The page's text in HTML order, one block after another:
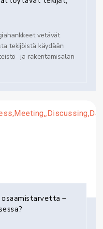
vetävät
tekijöistä käydään
ja rakentamisalan
–